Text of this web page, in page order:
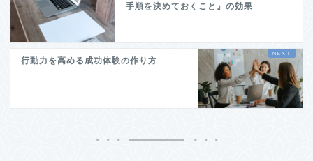
手順を決めておくこと』の効果
行動力を高める成功体験の作り方